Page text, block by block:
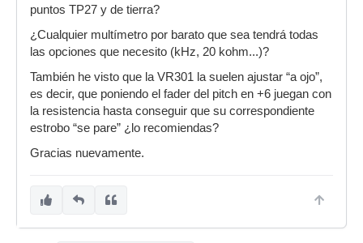
puntos TP27 y de tierra?
¿Cualquier multímetro por barato que sea tendrá todas
las opciones que necesito (kHz, 20 kohm...)?
También he visto que la VR301 la suelen ajustar “a ojo”,
es decir, que poniendo el fader del pitch en +6 juegan con
la resistencia hasta conseguir que su correspondiente
estrobo “se pare” ¿lo recomiendas?
Gracias nuevamente.